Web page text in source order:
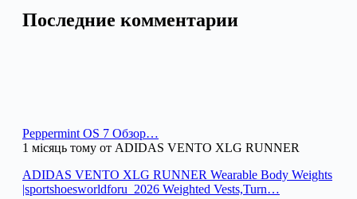
Последние комментарии
Peppermint OS 7 Обзор…
1 місяць тому от ADIDAS VENTO XLG RUNNER
ADIDAS VENTO XLG RUNNER Wearable Body Weights
|sportshoesworldforu_2026 Weighted Vests,Turn…